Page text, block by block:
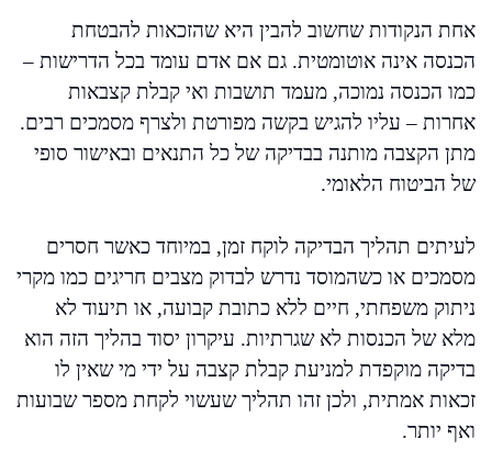
אחת הנקודות שחשוב להבין היא שהזכאות להבטחת
הכנסה אינה אוטומטית. גם אם אדם עומד בכל הדרישות –
כמו הכנסה נמוכה, מעמד תושבות ואי קבלת קצבאות
אחרות – עליו להגיש בקשה מפורטת ולצרף מסמכים רבים.
מתן הקצבה מותנה בבדיקה של כל התנאים ובאישור סופי
של הביטוח הלאומי.
לעיתים תהליך הבדיקה לוקח זמן, במיוחד כאשר חסרים
מסמכים או כשהמוסד נדרש לבדוק מצבים חריגים כמו מקרי
ניתוק משפחתי, חיים ללא כתובת קבועה, או תיעוד לא
מלא של הכנסות לא שגרתיות. עיקרון יסוד בהליך הזה הוא
בדיקה מוקפדת למניעת קבלת קצבה על ידי מי שאין לו
זכאות אמתית, ולכן זהו תהליך שעשוי לקחת מספר שבועות
ואף יותר.